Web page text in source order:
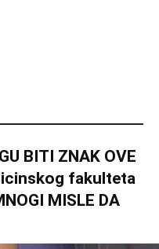
BITI ZNAK OVE
fakulteta
MISLE DA